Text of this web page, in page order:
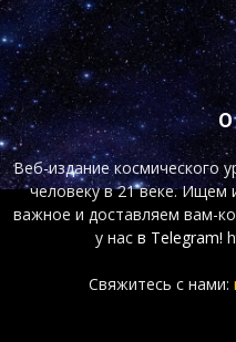
О
Веб-издание космического
человеку в 21 веке. Ищем
важное и доставляем вам-
у нас в Telegram!
Свяжитесь с нами: